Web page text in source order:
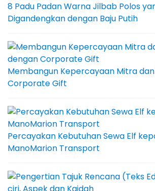
8 Padu Padan Warna Jilbab Polos
Digandengkan dengan Baju Putih
Membangun Kepercayaan Mitra
Corporate Gift
Percayakan Kebutuhan Sewa Elf
ManoMarion Transport